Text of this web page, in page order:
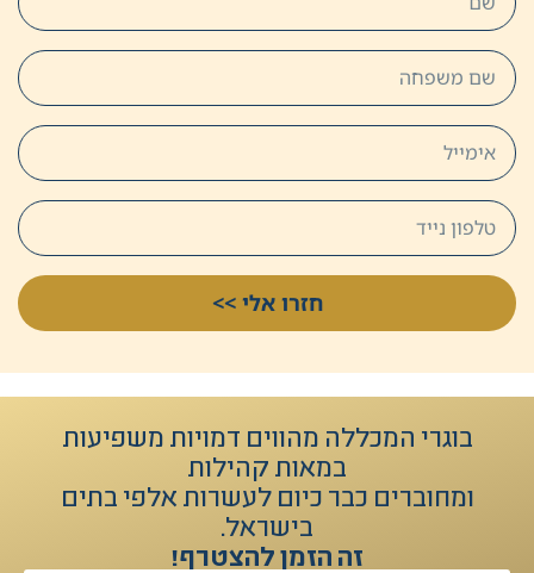
חזרו אלי >>
בוגרי המכללה מהווים דמויות משפיעות
במאות קהילות
ומחוברים כבר כיום לעשרות אלפי בתים
בישראל.
זה הזמן להצטרף!